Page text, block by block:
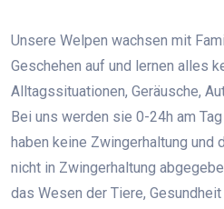
Unsere Welpen wachsen mit
Geschehen auf und lernen alles
Alltagssituationen, Geräusche,
Bei uns werden sie 0-24h am
haben keine Zwingerhaltung und
nicht in Zwingerhaltung
das Wesen der Tiere,